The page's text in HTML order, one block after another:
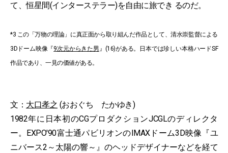
て、恒星間(インターステラー)を自由に旅でき るのだ。
*3 この「万物の理論」に真正面から取り組んだ作品として、清水崇監督による
3Dドーム映像『9次元からきた男』(16)がある。日本では珍しい本格ハードSF
作品であり、一見の価値がある。
文： 大口孝之 (おおぐち たかゆき)
1982年に日本初のCGプロダクションJCGLのディレクタ
ー。EXPO'90富士通パビリオンのIMAXドーム3D映像『ユ
ニバース2～太陽の響～』のヘッドデザイナーなどを経て